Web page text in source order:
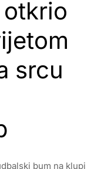
srcu
bum na klupi